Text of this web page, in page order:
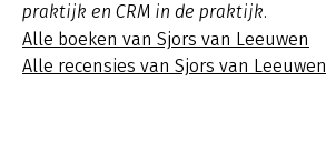
praktijk en CRM in de praktijk.
Alle boeken van Sjors van Leeuwen
Alle recensies van Sjors van Leeuwen